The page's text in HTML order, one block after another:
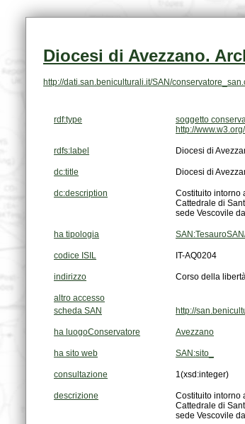
Diocesi di Avezzano.
http://dati.san.beniculturali.it/SAN/
rdf:type
soggetto
http://
rdfs:label Diocesi di
dc:title Diocesi di
dc:description
sede Vescovile
ha tipologia
codice ISIL IT-AQ0204
indirizzo Corso della
altro accesso
scheda SAN
http://
ha luogoConservatore Avezzano
ha sito web SAN:sito_
consultazione 1(xsd:integer)
descrizione
sede Vescovile